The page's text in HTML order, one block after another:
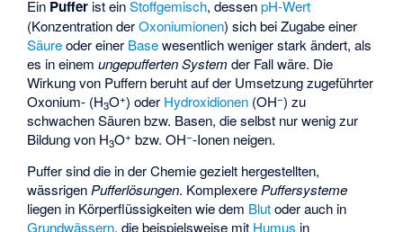
Ein Puffer ist einStoffgemisch, dessenpH-Wert
(Konzentration derOxoniumionen) sich bei Zugabe einer
Säureoder einer Basewesentlich weniger stark ändert, als
es in einemungepufferten System der Fall wäre. Die
Wirkung von Puffern beruht auf der Umsetzung zugeführter
Oxonium- (H3O+) oder Hydroxidionen (OH−) zu
schwachen Säuren bzw. Basen, die selbst nur wenig zur
Bildung von H3O+ bzw. OH−-Ionen neigen.
Puffer sind die in der Chemie gezielt hergestellten,
wässrigen Pufferlösungen. Komplexere Puffersysteme
liegen in Körperflüssigkeiten wie dem Blutoder auch in
Grundwässern, die beispielsweise mit Humus in